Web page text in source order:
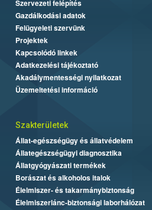
Szervezeti felépítés
Gazdálkodási adatok
Felügyeleti szervünk
Projektek
Kapcsolódó linkek
Adatkezelési tájékoztató
Akadálymentességi nyilatkozat
Üzemeltetési információ
Szakterületek
Állat-egészségügy és állatvédelem
Állategészségügyi diagnosztika
Állatgyógyászati termékek
Borászat és alkoholos italok
Élelmiszer- és takarmánybiztonság
Élelmiszerlánc-biztonsági laborhálózat